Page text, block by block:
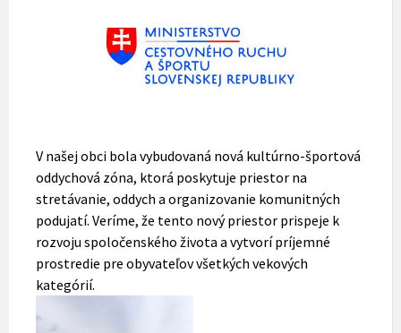
V našej obci bola vybudovaná nová kultúrno-športová
oddychová zóna, ktorá poskytuje priestor na
stretávanie, oddych a organizovanie komunitných
podujatí. Veríme, že tento nový priestor prispeje k
rozvoju spoločenského života a vytvorí príjemné
prostredie pre obyvateľov všetkých vekových
kategórií.